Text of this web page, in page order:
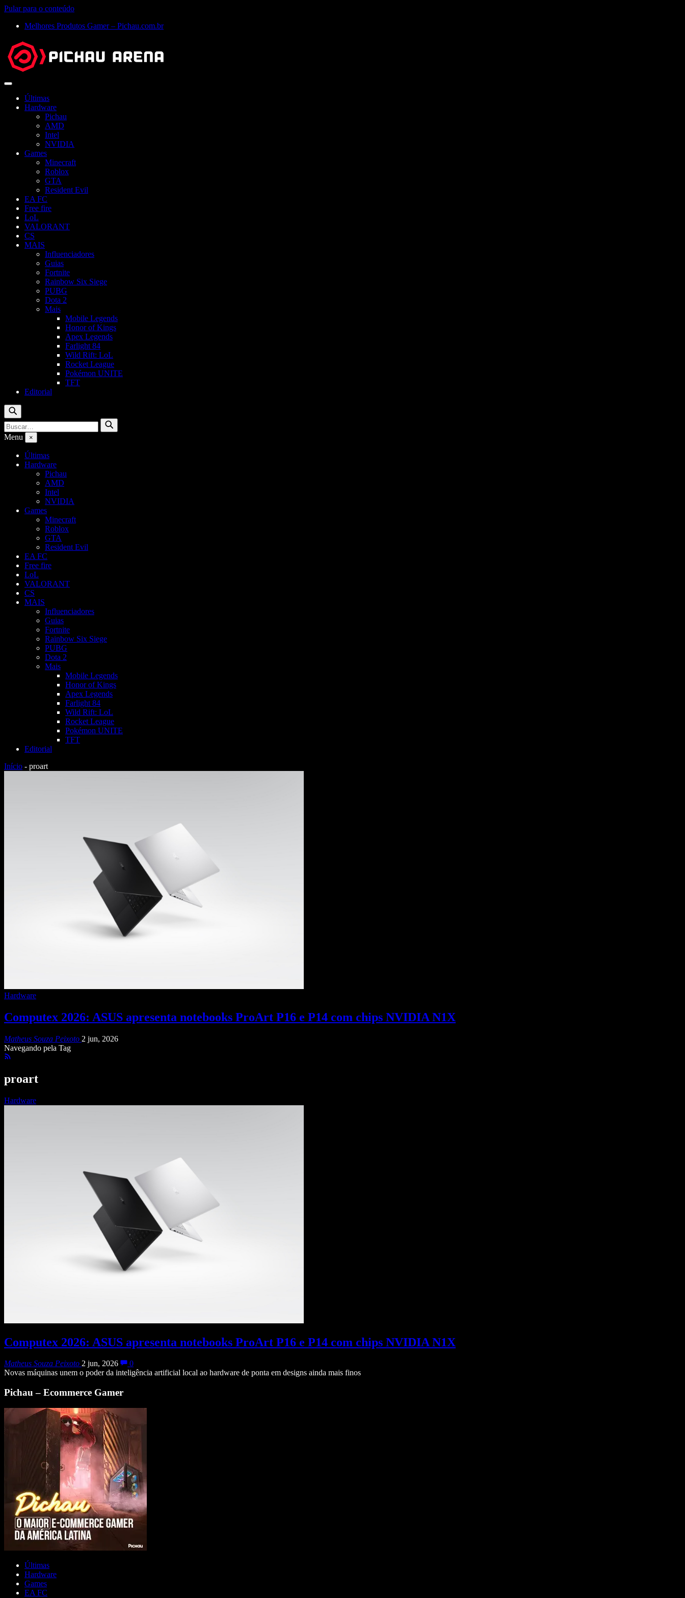
Pular para o conteúdo
Melhores Produtos Gamer – Pichau.com.br
Abrir
Últimas
Hardware
Pichau
AMD
Intel
NVIDIA
Games
Minecraft
Roblox
GTA
Resident Evil
EA FC
Free fire
LoL
VALORANT
CS
MAIS
Influenciadores
Guias
Fortnite
Rainbow Six Siege
PUBG
Dota 2
Mais
Mobile Legends
Honor of Kings
Apex Legends
Farlight 84
Wild Rift: LoL
Rocket League
Pokémon UNITE
TFT
Editorial
Buscar
Buscar
por:
Buscar
Menu ×
Últimas
Hardware
Pichau
AMD
Intel
NVIDIA
Games
Minecraft
Roblox
GTA
Resident Evil
EA FC
Free fire
LoL
VALORANT
CS
MAIS
Influenciadores
Guias
Fortnite
Rainbow Six Siege
PUBG
Dota 2
Mais
Mobile Legends
Honor of Kings
Apex Legends
Farlight 84
Wild Rift: LoL
Rocket League
Pokémon UNITE
TFT
Editorial
Início - proart
Hardware
Computex 2026: ASUS apresenta notebooks ProArt P16 e P14 com chips NVIDIA N1X
Matheus Souza Peixoto 2 jun, 2026
Navegando pela Tag
proart
Hardware
Computex 2026: ASUS apresenta notebooks ProArt P16 e P14 com chips NVIDIA N1X
Matheus Souza Peixoto 2 jun, 2026
0
Novas máquinas unem o poder da inteligência artificial local ao hardware de ponta em designs ainda mais finos
Pichau – Ecommerce Gamer
Últimas
Hardware
Games
EA FC